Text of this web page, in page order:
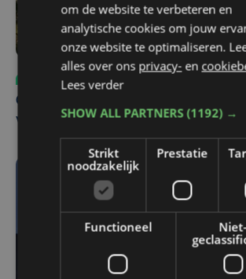
Sport
ma 3 augustus | 17:39
Champions League leeft in Oostende:
voor tickets Union - Bodø/Glimt
om de website te verbeteren en
analytische cookies om jouw
onze website te optimaliseren.
alles over ons privacy- en
Lees verder
SHOW ALL PARTNERS(1192) →
Strikt
noodzakelijk
Prestatie
Functioneel
Niet-